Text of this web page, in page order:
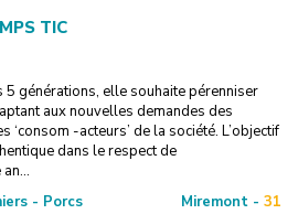
TIC
générations, elle souhaite pérenniser
aux nouvelles demandes des
‘consom -acteurs’ de la société. L’objectif
dans le respect de
- Porcs Miremont - 31